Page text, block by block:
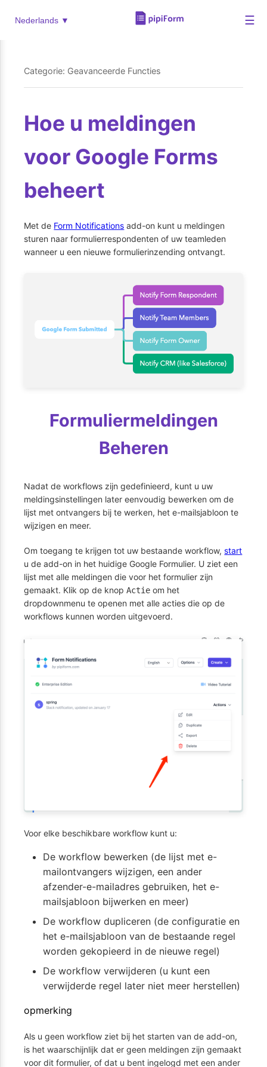
Nederlands ▼ ☰
Categorie: Geavanceerde Functies
Hoe u meldingen
voor Google Forms
beheert
Met de Form Notifications add-on kunt u meldingen
sturen naar formulierrespondenten of uw teamleden
wanneer u een nieuwe formulierinzending ontvangt.
Formuliermeldingen
Beheren
Nadat de workflows zijn gedefinieerd, kunt u uw
meldingsinstellingen later eenvoudig bewerken om de
lijst met ontvangers bij te werken, het e-mailsjabloon te
wijzigen en meer.
Om toegang te krijgen tot uw bestaande workflow,start
u de add-on in het huidige Google Formulier. U ziet een
lijst met alle meldingen die voor het formulier zijn
gemaakt. Klik op de knopActie om het
dropdownmenu te openen met alle acties die op de
workflows kunnen worden uitgevoerd.
Voor elke beschikbare workflow kunt u:
De workflow bewerken (de lijst met e-
mailontvangers wijzigen, een ander
afzender-e-mailadres gebruiken, het e-
mailsjabloon bijwerken en meer)
De workflow dupliceren (de configuratie en
het e-mailsjabloon van de bestaande regel
worden gekopieerd in de nieuwe regel)
De workflow verwijderen (u kunt een
verwijderde regel later niet meer herstellen)
opmerking
Als u geen workflow ziet bij het starten van de add-on,
is het waarschijnlijk dat er geen meldingen zijn gemaakt
voor dit formulier, of dat u bent ingelogd met een ander